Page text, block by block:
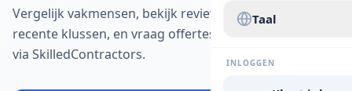
Taal
INLOGGEN
Vergelijk vakmensen, bekijk reviews en
recente klussen, en vraag offertes aan
via SkilledContractors.